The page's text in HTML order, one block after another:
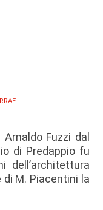
Fuzzi dal
di Predappio fu
dell’architettura
M. Piacentini la